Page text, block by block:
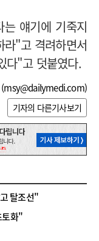
얘기에 기죽지
라"고 격려하면서
다"고 덧붙였다.
msy@dailymedi.com)
기자의 다른기사보기
탈조선"
토화"